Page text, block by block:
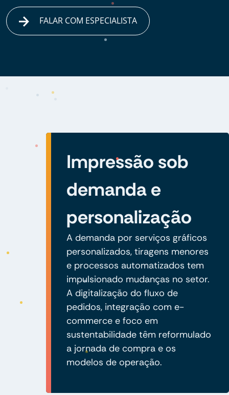
FALAR COM ESPECIALISTA
Impressão sob
demanda e
personalização
A demanda por serviços gráficos
personalizados, tiragens menores
e processos automatizados tem
impulsionado mudanças no setor.
A digitalização do fluxo de
pedidos, integração com e-
commerce e foco em
sustentabilidade têm reformulado
a jornada de compra e os
modelos de operação.